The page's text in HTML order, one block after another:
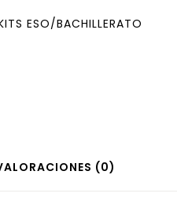
ESO/BACHILLERATO
(0)